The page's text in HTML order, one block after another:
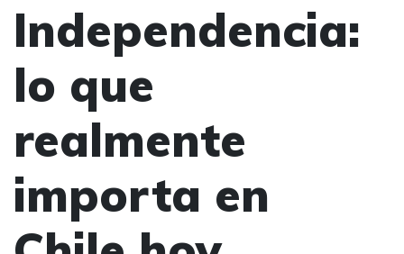
Independencia:
lo que
realmente
importa en